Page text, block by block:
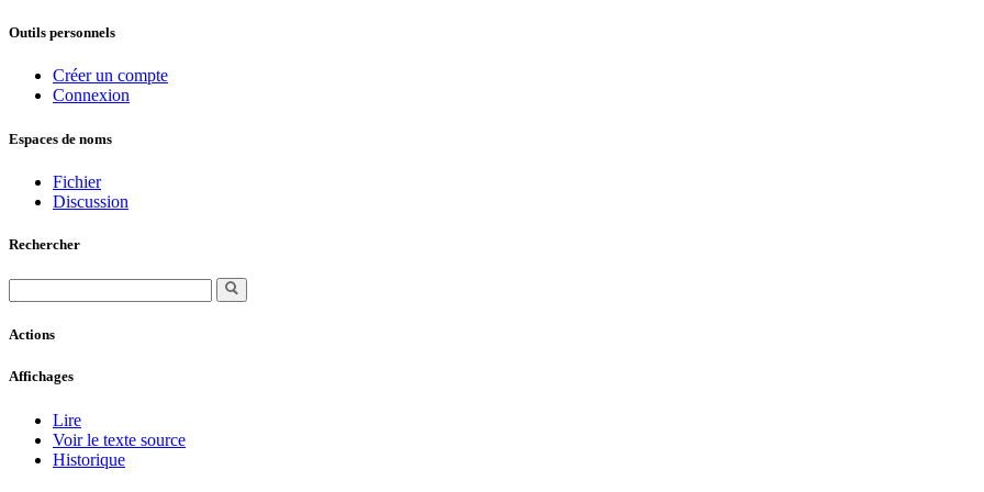
Outils personnels
Créer un compte
Connexion
Espaces de noms
Fichier
Discussion
Rechercher
Actions
Affichages
Lire
Voir le texte source
Historique